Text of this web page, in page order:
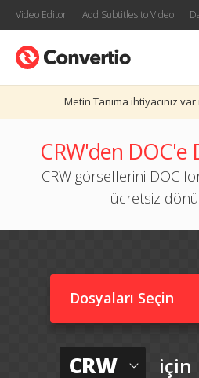
Video Editor Add Subtitles to Video
Metin Tanıma ihtiyacınız var
CRW'den
CRW görsellerini DOC
ücretsiz
Dosyaları Seçin
CRW için